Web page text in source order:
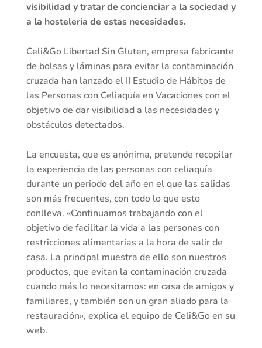
visibilidad y tratar de concienciar a la sociedad y
a la hostelería de estas necesidades.
Celi&Go Libertad Sin Gluten, empresa fabricante
de bolsas y láminas para evitar la contaminación
cruzada han lanzado el II Estudio de Hábitos de
las Personas con Celiaquía en Vacaciones con el
objetivo de dar visibilidad a las necesidades y
obstáculos detectados.
La encuesta, que es anónima, pretende recopilar
la experiencia de las personas con celiaquía
durante un periodo del año en el que las salidas
son más frecuentes, con todo lo que esto
conlleva. «Continuamos trabajando con el
objetivo de facilitar la vida a las personas con
restricciones alimentarias a la hora de salir de
casa. La principal muestra de ello son nuestros
productos, que evitan la contaminación cruzada
cuando más lo necesitamos: en casa de amigos y
familiares, y también son un gran aliado para la
restauración», explica el equipo de Celi&Go en su
web.